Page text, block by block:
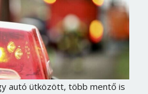
autó ütközött, több mentő is